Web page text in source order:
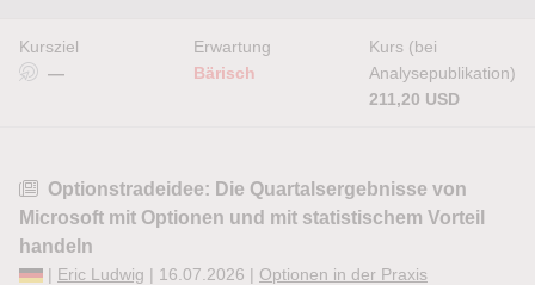
Kursziel
—
Erwartung
Bärisch
Kurs (bei
Analysepublikation)
211,20 USD
Optionstradeidee: Die Quartalsergebnisse von
Microsoft mit Optionen und mit statistischem Vorteil
handeln
| Eric Ludwig | 16.07.2026 | Optionen in der Praxis